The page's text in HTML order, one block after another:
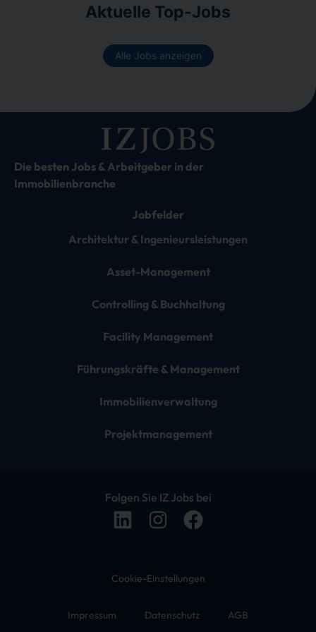
Aktuelle Top-Jobs
Alle Jobs anzeigen
Die besten Jobs & Arbeitgeber in der
Immobilienbranche
Jobfelder
Architektur & Ingenieursleistungen
Asset-Management
Controlling & Buchhaltung
Facility Management
Führungskräfte & Management
Immobilienverwaltung
Projektmanagement
Folgen Sie IZ Jobs bei
Cookie-Einstellungen
Impressum Datenschutz AGB